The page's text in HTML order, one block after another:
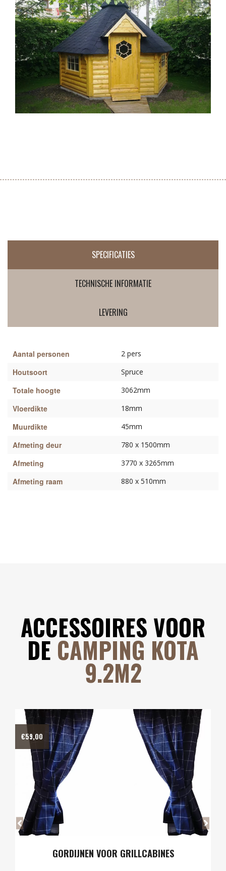
SPECIFICATIES
TECHNISCHE INFORMATIE
LEVERING
Aantal personen 2 pers
Houtsoort Spruce
Totale hoogte 3062mm
Vloerdikte 18mm
Muurdikte 45mm
Afmeting deur 780 x 1500mm
Afmeting 3770 x 3265mm
Afmeting raam 880 x 510mm
ACCESSOIRES VOOR
DE CAMPING KOTA
9.2M2
€59,00
GORDIJNEN VOOR GRILLCABINES